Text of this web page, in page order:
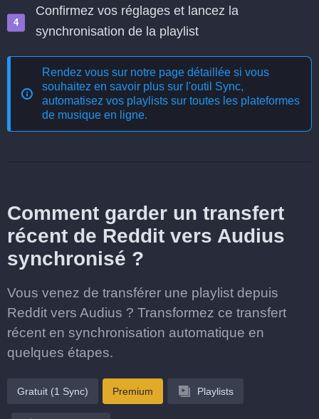
Confirmez vos réglages et lancez la
synchronisation de la playlist
Rendez vous sur notre page détaillée si vous
souhaitez en savoir plus sur l'outil Sync,
automatisez vos playlists sur toutes les plateformes
de musique en ligne.
Comment garder un transfert
récent de Reddit vers Audius
synchronisé ?
Vous venez de transférer une playlist depuis
Reddit vers Audius ? Transformez ce transfert
récent en synchronisation automatique en
quelques étapes.
Gratuit (1 Sync) Premium Playlists